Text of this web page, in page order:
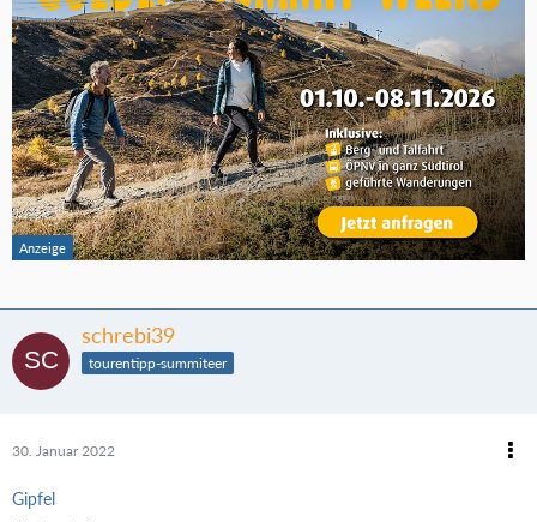
schrebi39
tourentipp-summiteer
30. Januar 2022
Gipfel